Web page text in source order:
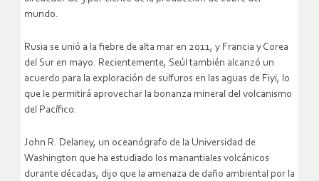
mundo.
Rusia se unió a la fiebre de alta mar en 2011, y Francia y Corea
del Sur en mayo. Recientemente, Seúl también alcanzó un
acuerdo para la exploración de sulfuros en las aguas de Fiyi, lo
que le permitirá aprovechar la bonanza mineral del volcanismo
del Pacífico.
John R. Delaney, un oceanógrafo de la Universidad de
Washington que ha estudiado los manantiales volcánicos
durante décadas, dijo que la amenaza de daño ambiental por la